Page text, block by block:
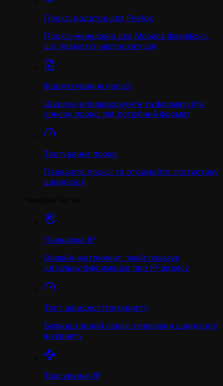
Проксі додаток для Firefox
Проксі-менеджер для Мозила Фаєрфокс,
що повністю настроюється
Форматування проксі
Швидко впорядковуйте та форматуйте
список проксі під потрібний формат
Тестування проксі
Перевірте проксі та отримайте статистику
швидкості
Перевірка IP
Онлайн-інструмент, який показує
детальну інформацію про IP-адресу
Тест швидкості інтернету
Безкоштовний сервіс перевірки швидкості
інтернету
Трасування IP